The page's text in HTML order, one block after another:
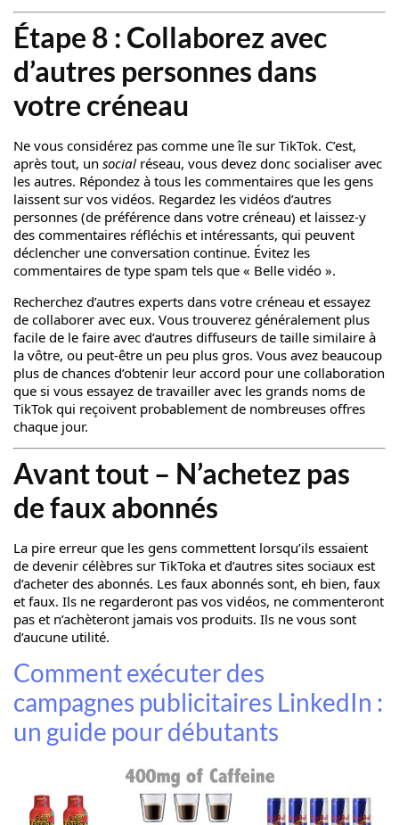
Étape 8 : Collaborez avec
d’autres personnes dans
votre créneau
Ne vous considérez pas comme une île sur TikTok. C’est,
après tout, un social réseau, vous devez donc socialiser avec
les autres. Répondez à tous les commentaires que les gens
laissent sur vos vidéos. Regardez les vidéos d’autres
personnes (de préférence dans votre créneau) et laissez-y
des commentaires réfléchis et intéressants, qui peuvent
déclencher une conversation continue. Évitez les
commentaires de type spam tels que « Belle vidéo ».
Recherchez d’autres experts dans votre créneau et essayez
de collaborer avec eux. Vous trouverez généralement plus
facile de le faire avec d’autres diffuseurs de taille similaire à
la vôtre, ou peut-être un peu plus gros. Vous avez beaucoup
plus de chances d’obtenir leur accord pour une collaboration
que si vous essayez de travailler avec les grands noms de
TikTok qui reçoivent probablement de nombreuses offres
chaque jour.
Avant tout – N’achetez pas
de faux abonnés
La pire erreur que les gens commettent lorsqu’ils essaient
de devenir célèbres sur TikToka et d’autres sites sociaux est
d’acheter des abonnés. Les faux abonnés sont, eh bien, faux
et faux. Ils ne regarderont pas vos vidéos, ne commenteront
pas et n’achèteront jamais vos produits. Ils ne vous sont
d’aucune utilité.
Comment exécuter des
campagnes publicitaires LinkedIn :
un guide pour débutants